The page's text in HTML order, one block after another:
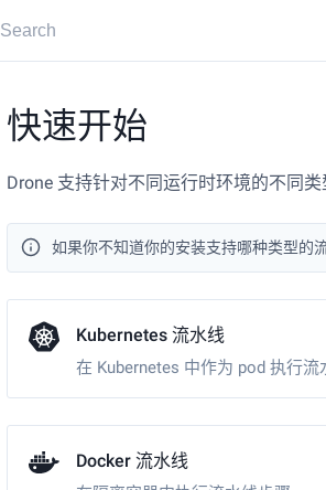
Search
快速开始
Drone 支持针对不同运行时环境的不同
如果你不知道你的安装支持哪种类型的
Kubernetes 流水线
在 Kubernetes 中作为 pod 执行流
Docker 流水线